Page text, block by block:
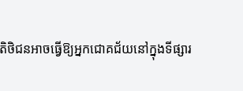
ថិជនអាចធ្វើឱ្យអ្នកជោគជ័យនៅក្នុងទីផ្សារ